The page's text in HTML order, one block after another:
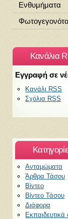
Ενθυμήματα
Φωτογεγονότα
Κανάλια
Εγγραφή σε
Κανάλι RSS
Σχόλια RSS
Ανταμώματα
Άρθρα Τάσου
Βίντεο
Βίντεο Τάσου
Διάφορα